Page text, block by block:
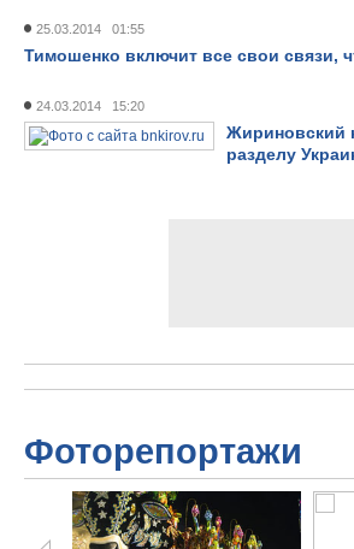
25.03.2014 01:55
Тимошенко включит все свои связи,
24.03.2014 15:20
Жириновский
разделу
Фоторепортажи